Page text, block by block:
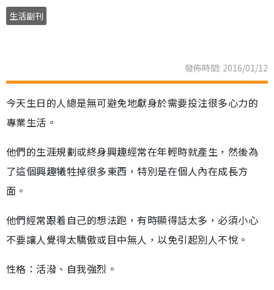
生活副刊
發佈時間: 2016/01/12
今天生日的人總是無可避免地獻身於需要投注很多心力的
專業生活。
他們的生涯規劃或終身興趣經常在年輕時就產生，然後為
了這個興趣犧牲掉很多東西，特別是在個人內在成長方
面。
他們經常跟着自己的想法跑，有時顯得話太多，必須小心
不要讓人覺得太驕傲或目中無人，以免引起別人不悅。
性格：活潑、自我強烈。